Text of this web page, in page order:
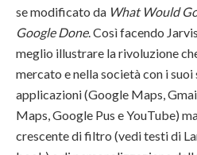
se modificato da What Would
Google Done. Così facendo
meglio illustrare la rivoluzione
mercato e nella società con i suoi
applicazioni (Google Maps,
Maps, Google Pus e YouTube)
crescente di filtro (vedi testi di